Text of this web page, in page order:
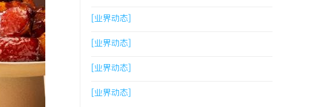
[业界动态]
[业界动态]
[业界动态]
[业界动态]